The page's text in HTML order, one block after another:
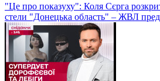
"Це про показуху": Коля Сєрга
стели "Донецька область" – ЖВЛ